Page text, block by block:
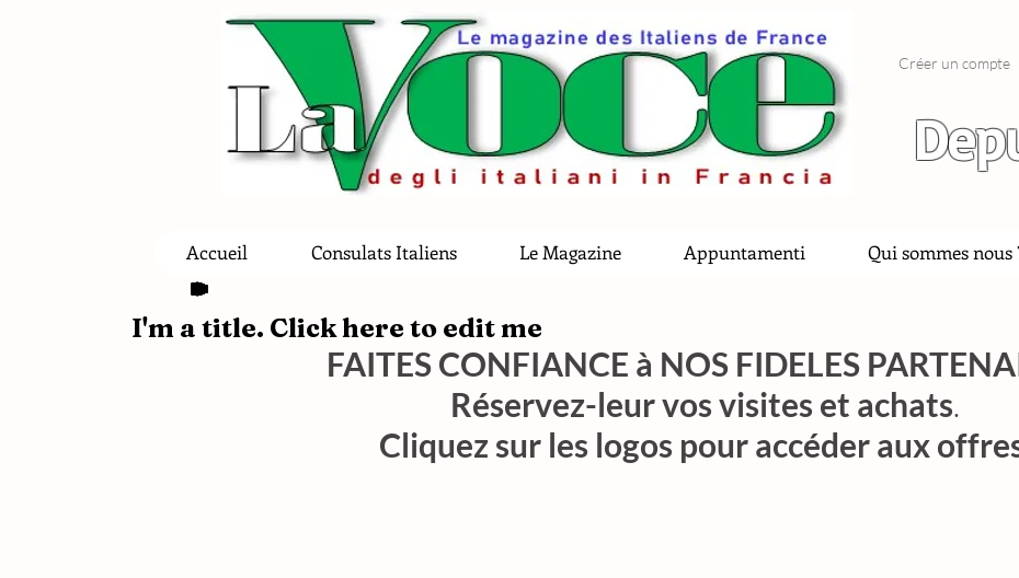
Créer un compte
Accueil Consulats Italiens Le Magazine Appuntamenti Qui sommes nous
I'm a title. Click here to edit me
FAITES CONFIANCE à NOS FIDELES
Réservez-leur vos visites et achats.
Cliquez sur les logos pour accéder aux